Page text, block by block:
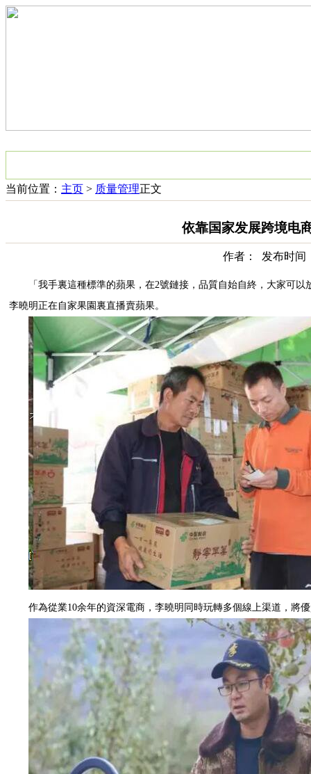
当前位置： 主页 > 质量管理正文
依靠国家发展跨境电
作者： 发布时间
「我手裏這種標準的蘋果，在2號鏈接，品質自始自終，大家可以
李曉明正在自家果園裏直播賣蘋果。
作為從業10余年的資深電商，李曉明同時玩轉多個線上渠道，將優